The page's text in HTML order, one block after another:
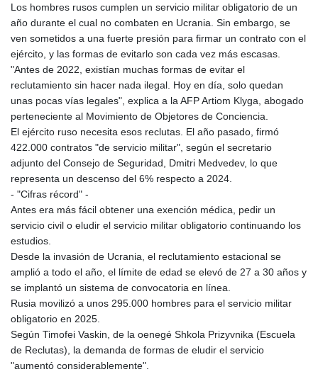
IRR
1590359.224806
ISK 142.612646
JEP 0.857585
JMD 183.115818
JOD 0.819729
JPY 183.485869
KES 149.56077
KGS 101.10619
KHR 4683.447881
KMF 492.524896
KRW 1640.253536
KYD 0.960897
KZT 540.397715
LBP
103255.774835
LKR 386.757893
LRD 208.125242
LTL 3.413847
LVL 0.699351
Los hombres rusos cumplen un servicio militar obligatorio de un
año durante el cual no combaten en Ucrania. Sin embargo, se
ven sometidos a una fuerte presión para firmar un contrato con el
ejército, y las formas de evitarlo son cada vez más escasas.
"Antes de 2022, existían muchas formas de evitar el
reclutamiento sin hacer nada ilegal. Hoy en día, solo quedan
unas pocas vías legales", explica a la AFP Artiom Klyga, abogado
perteneciente al Movimiento de Objetores de Conciencia.
El ejército ruso necesita esos reclutas. El año pasado, firmó
422.000 contratos "de servicio militar", según el secretario
adjunto del Consejo de Seguridad, Dmitri Medvedev, lo que
representa un descenso del 6% respecto a 2024.
- "Cifras récord" -
Antes era más fácil obtener una exención médica, pedir un
servicio civil o eludir el servicio militar obligatorio continuando los
estudios.
Desde la invasión de Ucrania, el reclutamiento estacional se
amplió a todo el año, el límite de edad se elevó de 27 a 30 años y
se implantó un sistema de convocatoria en línea.
Rusia movilizó a unos 295.000 hombres para el servicio militar
obligatorio en 2025.
Según Timofei Vaskin, de la oenegé Shkola Prizyvnika (Escuela
de Reclutas), la demanda de formas de eludir el servicio
"aumentó considerablemente".